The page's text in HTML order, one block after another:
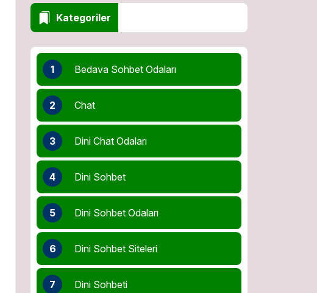
Kategoriler
1 Bedava Sohbet Odaları
2 Chat
3 Dini Chat Odaları
4 Dini Sohbet
5 Dini Sohbet Odaları
6 Dini Sohbet Siteleri
7 Dini Sohbeti